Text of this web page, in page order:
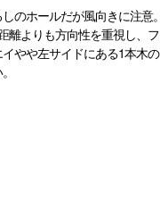
のホールだが風向きに注意。
離よりも方向性を重視し、フ
イやや左サイドにある1本木の